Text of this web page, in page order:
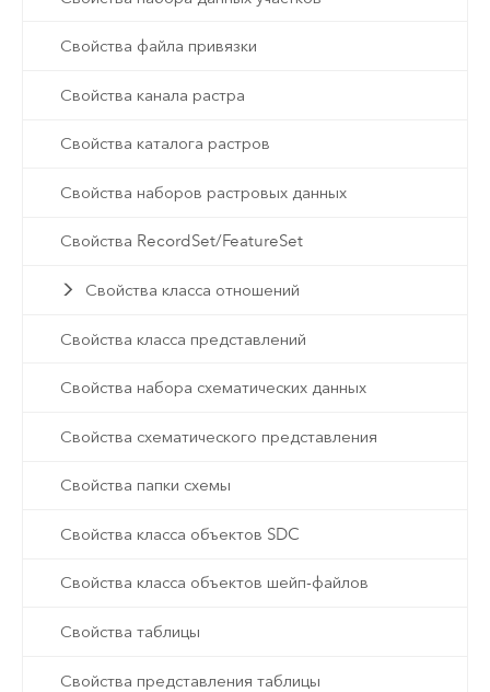
Свойства файла привязки
Свойства канала растра
Свойства каталога растров
Свойства наборов растровых данных
Свойства RecordSet/FeatureSet
Свойства класса отношений
Свойства класса представлений
Свойства набора схематических данных
Свойства схематического представления
Свойства папки схемы
Свойства класса объектов SDC
Свойства класса объектов шейп-файлов
Свойства таблицы
Свойства представления таблицы